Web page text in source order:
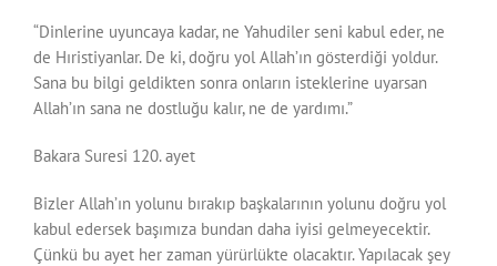
“Dinlerine uyuncaya kadar, ne Yahudiler seni kabul eder, ne
de Hıristiyanlar. De ki, doğru yol Allah’ın gösterdiği yoldur.
Sana bu bilgi geldikten sonra onların isteklerine uyarsan
Allah’ın sana ne dostluğu kalır, ne de yardımı.”
Bakara Suresi 120. ayet
Bizler Allah’ın yolunu bırakıp başkalarının yolunu doğru yol
kabul edersek başımıza bundan daha iyisi gelmeyecektir.
Çünkü bu ayet her zaman yürürlükte olacaktır. Yapılacak şey